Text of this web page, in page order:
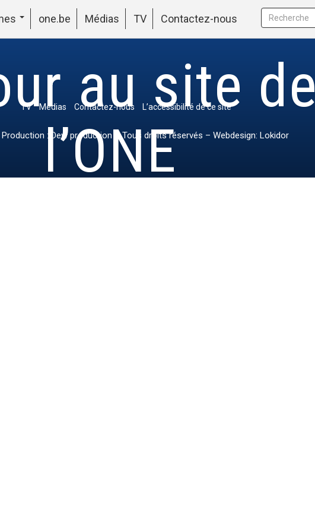
one.be Médias TV Contactez-nous
au site de
l’ONE
TV Médias Contactez-nous L’accessibilité de ce site
Production : Dew production – Tous droits réservés – Webdesign: Lokidor